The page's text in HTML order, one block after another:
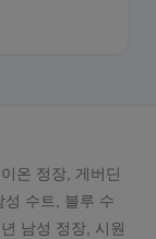
온 정장, 게버딘
수트, 블루 수
남성 정장, 시원